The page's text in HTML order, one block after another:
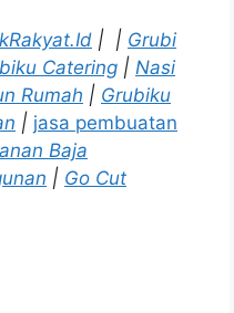
| | Grubi
Catering | Nasi
Rumah | Grubiku
| jasa pembuatan
Baja
| Go Cut